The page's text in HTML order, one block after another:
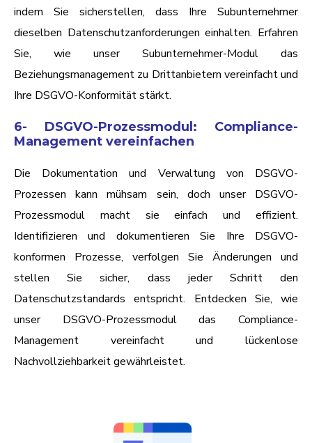
indem Sie sicherstellen, dass Ihre Subunternehmer
dieselben Datenschutzanforderungen einhalten. Erfahren
Sie, wie unser Subunternehmer-Modul das
Beziehungsmanagement zu Drittanbietern vereinfacht und
Ihre DSGVO-Konformität stärkt.
6- DSGVO-Prozessmodul: Compliance-
Management vereinfachen
Die Dokumentation und Verwaltung von DSGVO-
Prozessen kann mühsam sein, doch unser DSGVO-
Prozessmodul macht sie einfach und effizient.
Identifizieren und dokumentieren Sie Ihre DSGVO-
konformen Prozesse, verfolgen Sie Änderungen und
stellen Sie sicher, dass jeder Schritt den
Datenschutzstandards entspricht. Entdecken Sie, wie
unser DSGVO-Prozessmodul das Compliance-
Management vereinfacht und lückenlose
Nachvollziehbarkeit gewährleistet.